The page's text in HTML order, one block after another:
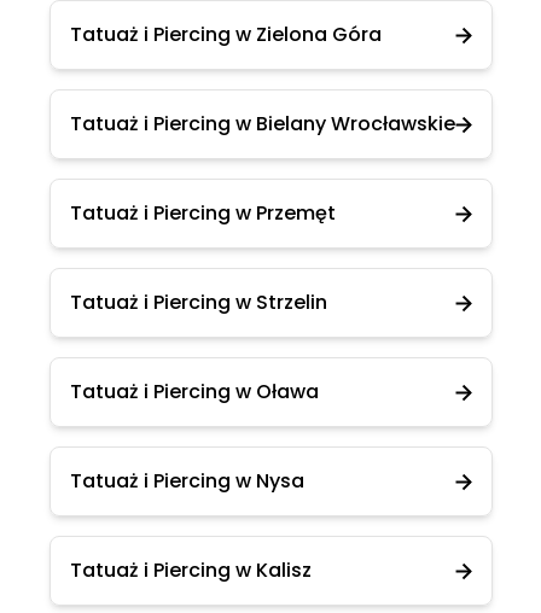
Tatuaż i Piercing w Zielona Góra
Tatuaż i Piercing w Bielany Wrocławskie
Tatuaż i Piercing w Przemęt
Tatuaż i Piercing w Strzelin
Tatuaż i Piercing w Oława
Tatuaż i Piercing w Nysa
Tatuaż i Piercing w Kalisz